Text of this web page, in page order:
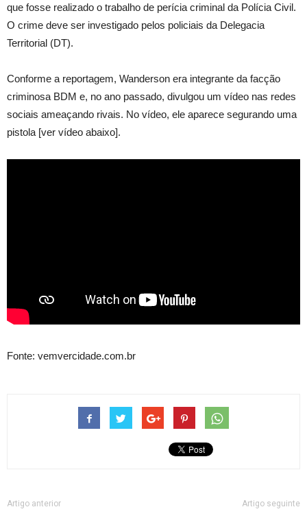
que fosse realizado o trabalho de perícia criminal da Polícia Civil.
O crime deve ser investigado pelos policiais da Delegacia
Territorial (DT).
Conforme a reportagem, Wanderson era integrante da facção
criminosa BDM e, no ano passado, divulgou um vídeo nas redes
sociais ameaçando rivais. No vídeo, ele aparece segurando uma
pistola [ver vídeo abaixo].
Fonte: vemvercidade.com.br
Artigo anterior Artigo seguinte